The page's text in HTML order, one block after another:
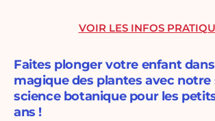
Faites plonger votre enfant
magique des plantes avec notre
science botanique pour les petits
ans !
VOIR LES INFOS